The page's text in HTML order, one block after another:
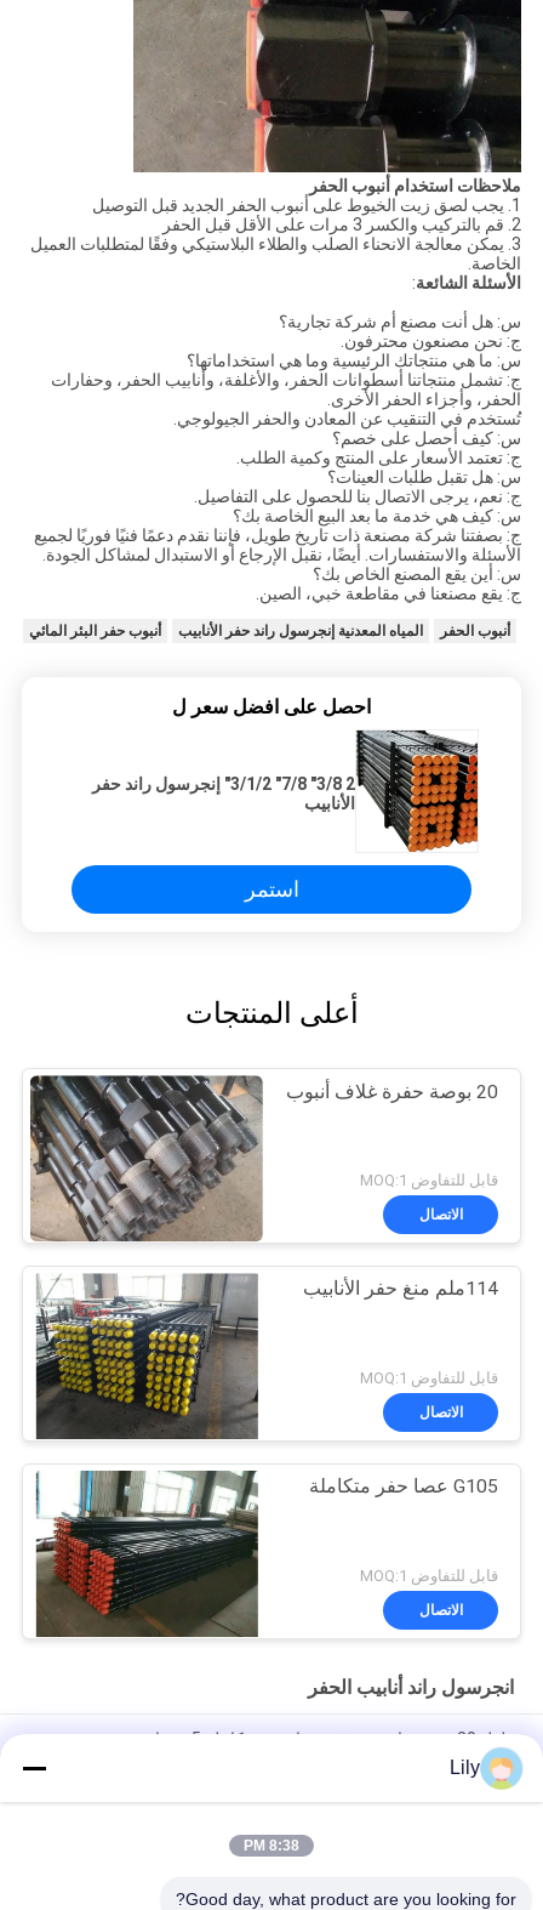
ملاحظات استخدام أنبوب الحفر
1. يجب لصق زيت الخيوط على أنبوب الحفر الجديد قبل التوصيل
2. قم بالتركيب والكسر 3 مرات على الأقل قبل الحفر
3. يمكن معالجة الانحناء الصلب والطلاء البلاستيكي وفقًا لمتطلبات العميل
الخاصة.
الأسئلة الشائعة:
س: هل أنت مصنع أم شركة تجارية؟
ج: نحن مصنعون محترفون.
س: ما هي منتجاتك الرئيسية وما هي استخداماتها؟
ج: تشمل منتجاتنا أسطوانات الحفر، والأغلفة، وأنابيب الحفر، وحفارات
الحفر، وأجزاء الحفر الأخرى.
تُستخدم في التنقيب عن المعادن والحفر الجيولوجي.
س: كيف أحصل على خصم؟
ج: تعتمد الأسعار على المنتج وكمية الطلب.
س: هل تقبل طلبات العينات؟
ج: نعم، يرجى الاتصال بنا للحصول على التفاصيل.
س: كيف هي خدمة ما بعد البيع الخاصة بك؟
ج: بصفتنا شركة مصنعة ذات تاريخ طويل، فإننا نقدم دعمًا فنيًا فوريًا لجميع
الأسئلة والاستفسارات. أيضًا، نقبل الإرجاع أو الاستبدال لمشاكل الجودة.
س: أين يقع المصنع الخاص بك؟
ج: يقع مصنعنا في مقاطعة خبي، الصين.
أنبوب الحفر المياه المعدنية إنجرسول راند حفر الأنابيب أنبوب حفر البئر المائي
احصل على افضل سعر ل
2 3/8" 7/8" 3/1/2" إنجرسول راند حفر
الأنابيب
استمر
أعلى المنتجات
20 بوصة حفرة غلاف أنبوب
قابل للتفاوض MOQ:1
الاتصال
114ملم منغ حفر الأنابيب
قابل للتفاوض MOQ:1
الاتصال
G105 عصا حفر متكاملة
قابل للتفاوض MOQ:1
الاتصال
انجرسول راند أنابيب الحفر
طول 20 بوصة مادة موثوقة عصا حفر متكاملة 5 بوصات
670lbc
4.5 بوصة G105 أنبوب حفر 114 مم قضيب حفر متكامل / أنبوب حفر
Lily
8:38 PM
Good day, what product are you looking for?